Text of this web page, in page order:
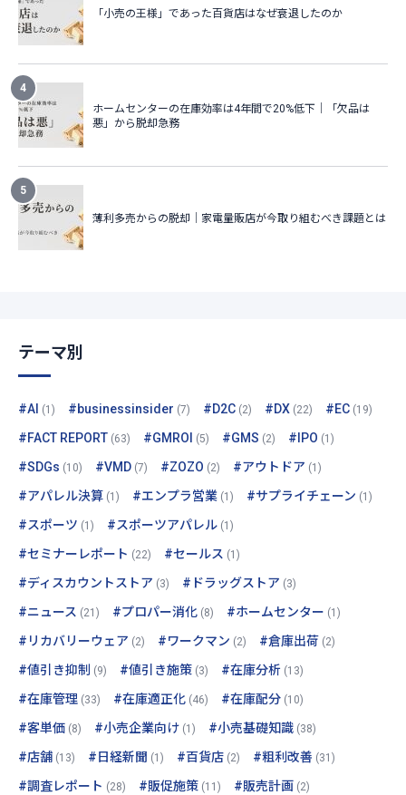
テーマ別
#AI (1) #businessinsider (7) #D2C (2) #DX (22) #EC (19)
#FACT REPORT (63) #GMROI (5) #GMS (2) #IPO (1)
#SDGs (10) #VMD (7) #ZOZO (2) #アウトドア (1)
#アパレル決算 (1) #エンプラ営業 (1) #サプライチェーン (1)
#スポーツ (1) #スポーツアパレル (1)
#セミナーレポート (22) #セールス (1)
#ディスカウントストア (3) #ドラッグストア (3)
#ニュース (21) #プロパー消化 (8) #ホームセンター (1)
#リカバリーウェア (2) #ワークマン (2) #倉庫出荷 (2)
#値引き抑制 (9) #値引き施策 (3) #在庫分析 (13)
#在庫管理 (33) #在庫適正化 (46) #在庫配分 (10)
#客単価 (8) #小売企業向け (1) #小売基礎知識 (38)
#店舗 (13) #日経新聞 (1) #百貨店 (2) #粗利改善 (31)
#調査レポート (28) #販促施策 (11) #販売計画 (2)